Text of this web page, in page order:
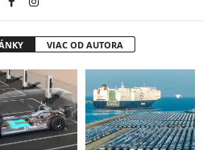
VIAC OD AUTORA